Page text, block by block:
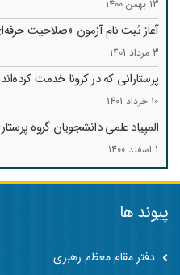
13 بهمن 1400
آغاز ثبت نام آزمون «صلاحیت
3 مرداد 1401
پرستارانی که در کرونا خدمت
10 خرداد 1401
المپیاد علمی دانشجویان گروه
1 اسفند 1400
پیوند ها
دفتر مقام معظم رهبری